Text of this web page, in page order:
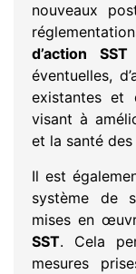
nouveaux
d’action SST
éventuelles,
existantes et
visant à
et la santé
Il est
système de
mises en
SST. Cela
mesures